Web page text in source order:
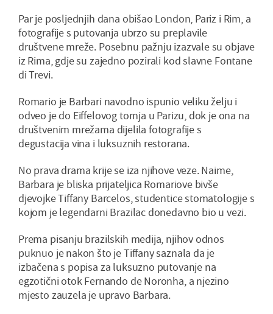
Par je posljednjih dana obišao London, Pariz i Rim, a
fotografije s putovanja ubrzo su preplavile
društvene mreže. Posebnu pažnju izazvale su objave
iz Rima, gdje su zajedno pozirali kod slavne Fontane
di Trevi.
Romario je Barbari navodno ispunio veliku želju i
odveo je do Eiffelovog tornja u Parizu, dok je ona na
društvenim mrežama dijelila fotografije s
degustacija vina i luksuznih restorana.
No prava drama krije se iza njihove veze. Naime,
Barbara je bliska prijateljica Romariove bivše
djevojke Tiffany Barcelos, studentice stomatologije s
kojom je legendarni Brazilac donedavno bio u vezi.
Prema pisanju brazilskih medija, njihov odnos
puknuo je nakon što je Tiffany saznala da je
izbačena s popisa za luksuzno putovanje na
egzotični otok Fernando de Noronha, a njezino
mjesto zauzela je upravo Barbara.